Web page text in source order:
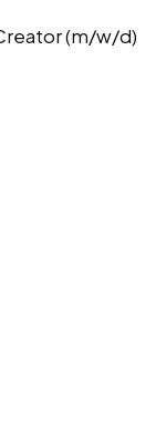
(m/w/d)